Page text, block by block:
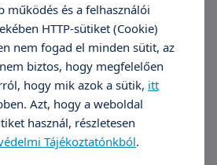
kezelése
feltüntetett ár a szakorvosi
A végösszeg a
Botox mennyiségétől
egységek alapján kerül
működés és a felhasználói
HTTP-sütiket (Cookie)
nem fogad el minden sütit, az
biztos, hogy megfelelően
hogy mik azok a sütik, itt
Azt, hogy a weboldal
használ, részletesen
Tájékoztatónkból.